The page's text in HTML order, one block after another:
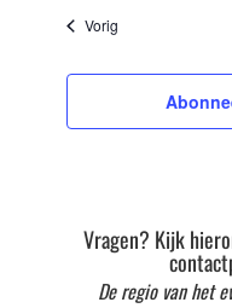
datum
VorigEvenementen
Vragen? Kijk
De regio van het